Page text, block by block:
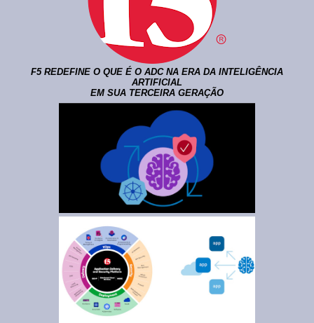
F5 REDEFINE O QUE É O ADC NA ERA DA INTELIGÊNCIA
ARTIFICIAL
EM SUA TERCEIRA GERAÇÃO